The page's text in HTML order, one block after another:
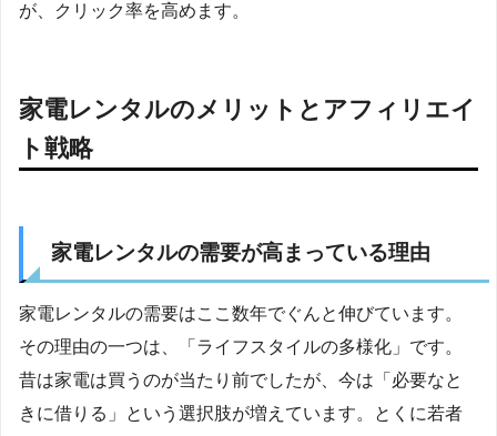
が、クリック率を高めます。
家電レンタルのメリットとアフィリエイ
ト戦略
家電レンタルの需要が高まっている理由
家電レンタルの需要はここ数年でぐんと伸びています。
その理由の一つは、「ライフスタイルの多様化」です。
昔は家電は買うのが当たり前でしたが、今は「必要なと
きに借りる」という選択肢が増えています。とくに若者